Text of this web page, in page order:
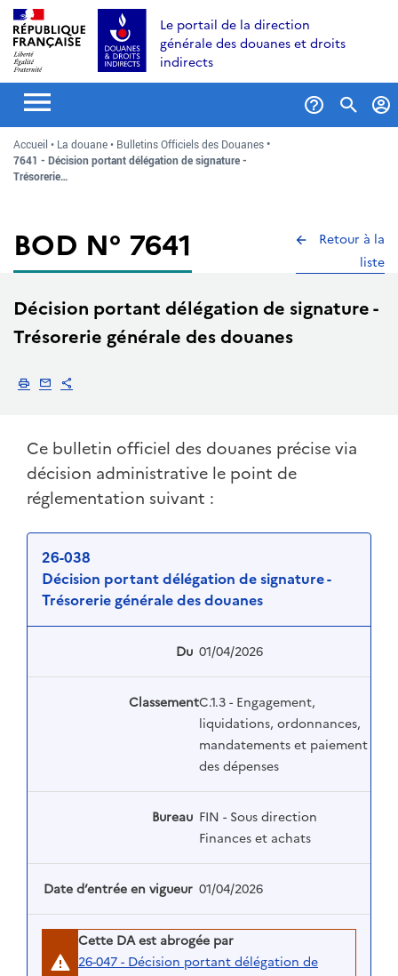
Aller
au
contenu
Aller
recherche
Aller
au
menu
Le portail de la direction
générale des douanes et droits
indirects
Accueil La douane
Bulletins Officiels des Douanes
7641 - Décision portant délégation de signature -
Trésorerie…
BOD N° 7641
Retour à la
liste
Décision portant délégation de signature -
Trésorerie générale des douanes
ImprimerEnvoyer par email
Ce bulletin officiel des douanes précise via
décision administrative le point de
réglementation suivant :
26-038
Décision portant délégation de signature -
Trésorerie générale des douanes
Du 01/04/2026
ClassementC.1.3 - Engagement,
liquidations, ordonnances,
mandatements et paiement
des dépenses
Bureau FIN - Sous direction
Finances et achats
Date d’entrée en vigueur 01/04/2026
Cette DA est abrogée par
26-047 - Décision portant délégation de